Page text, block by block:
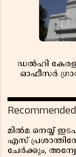
ഡൽഹി കേരള
ഓഫീസർ
Recommended
മിൽമ നെയ്യ്
എസ്
ചേർക്കും,